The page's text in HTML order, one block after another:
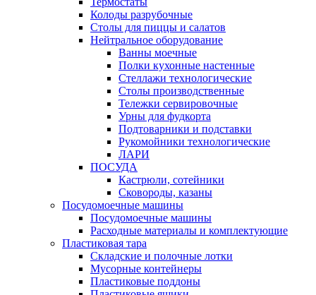
Колоды разрубочные
Столы для пиццы и салатов
Нейтральное оборудование
Ванны моечные
Полки кухонные настенные
Стеллажи технологические
Столы производственные
Тележки сервировочные
Урны для фудкорта
Подтоварники и подставки
Рукомойники технологические
ЛАРИ
ПОСУДА
Кастрюли, сотейники
Сковороды, казаны
Посудомоечные машины
Посудомоечные машины
Расходные материалы и комплектующие
Пластиковая тара
Складские и полочные лотки
Мусорные контейнеры
Пластиковые поддоны